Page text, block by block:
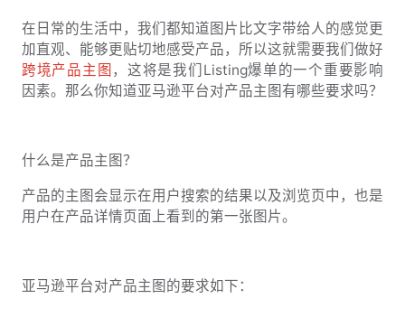
在日常的生活中，我们都知道图片比文字带给人的感觉更
加直观、能够更贴切地感受产品，所以这就需要我们做好
跨境产品主图 ，这将是我们Listing爆单的一个重要影响
因素。那么你知道亚马逊平台对产品主图有哪些要求吗？
什么是产品主图？
产品的主图会显示在用户搜索的结果以及浏览页中，也是
用户在产品详情页面上看到的第一张图片。
亚马逊平台对产品主图的要求如下：